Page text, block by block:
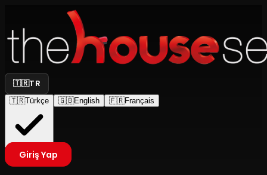
🇹🇷TR
🇹🇷Türkçe 🇬🇧English 🇫🇷Français
Giriş Yap